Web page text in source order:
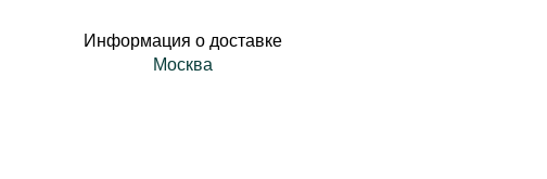
Информация о доставке
Москва